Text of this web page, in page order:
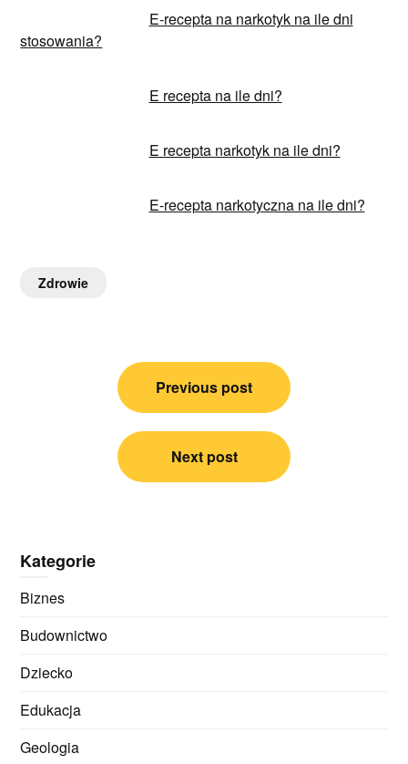
E-recepta na narkotyk na ile dni
stosowania?
E recepta na ile dni?
E recepta narkotyk na ile dni?
E-recepta narkotyczna na ile dni?
Zdrowie
Nawigacja
Previous post
Next post
Kategorie
Biznes
Budownictwo
Dziecko
Edukacja
Geologia